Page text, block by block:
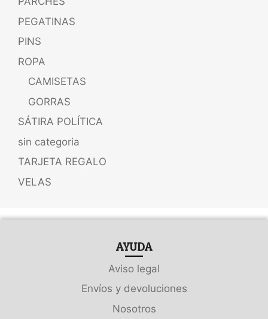
PEGATINAS
PINS
ROPA
CAMISETAS
GORRAS
SÁTIRA POLÍTICA
sin categoria
TARJETA REGALO
VELAS
AYUDA
Aviso legal
Envíos y devoluciones
Nosotros